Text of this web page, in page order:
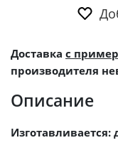
Доставка с
производителя
Описание
Изготавливается: